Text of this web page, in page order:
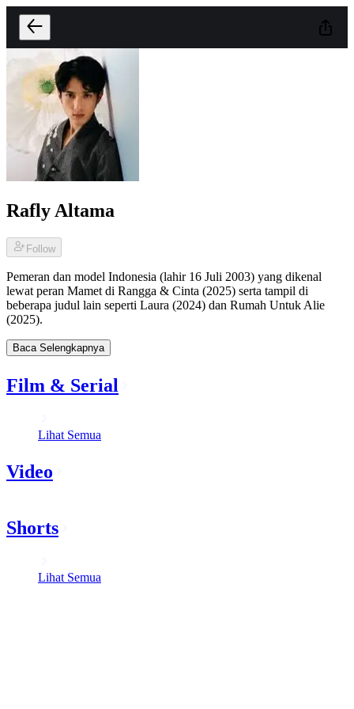
Rafly Altama
Follow
Pemeran dan model Indonesia (lahir 16 Juli 2003) yang dikenal
lewat peran Mamet di Rangga & Cinta (2025) serta tampil di
beberapa judul lain seperti Laura (2024) dan Rumah Untuk Alie
(2025).
Baca Selengkapnya
Film & Serial
Lihat Semua
Video
Shorts
Lihat Semua